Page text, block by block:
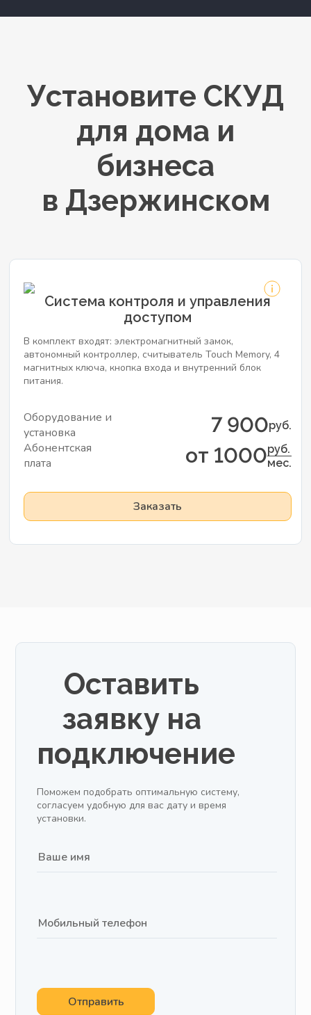
Установите СКУД
для дома и
бизнеса
в Дзержинском
Система контроля и управления
доступом
В комплект входят: электромагнитный замок,
автономный контроллер, считыватель Touch Memory, 4
магнитных ключа, кнопка входа и внутренний блок
питания.
7 900руб.
Оборудование и
установка
от 1000руб.
мес.
Абонентская
плата
Заказать
Оставить
заявку на
подключение
Поможем подобрать оптимальную систему,
согласуем удобную для вас дату и время
установки.
Отправить